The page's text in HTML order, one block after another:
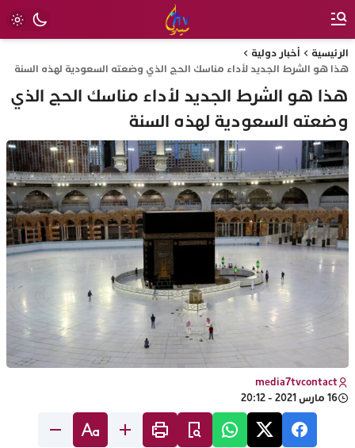
الرئيسية
أخبار دولية
هذا هو الشرط الجديد لأداء مناسك الحج الذي وضعته السعودية لهذه السنة
هذا هو الشرط الجديد لأداء مناسك الحج الذي
وضعته السعودية لهذه السنة
media7tvcontact
16 مارس 2021 - 20:12